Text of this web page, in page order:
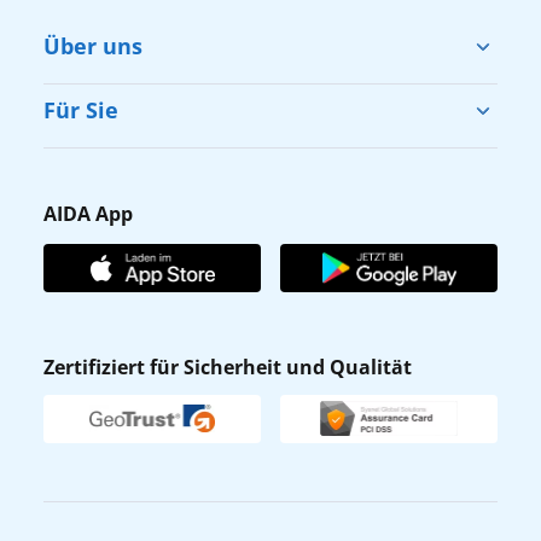
Über uns
Cruise & Help
Karriere
Affiliateprogramm
Verhaltens- & Ethikkodex
Newsletter
Für Sie
Gästefragebogen
AIDA Club
AIDA App
AIDA App
Zertifiziert für Sicherheit und Qualität